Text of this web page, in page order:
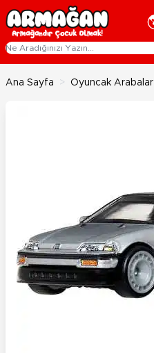
İçeriğe geç
Ana Sayfa > Oyuncak Arabalar